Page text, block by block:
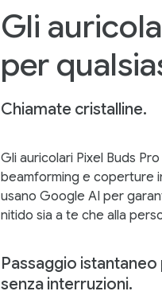
Gli
per
Chiamate cristalline.
Gli auricolari Pixel Buds
beamforming e coperture
usano Google AI per
nitido sia a te che alla
Passaggio
senza interruzioni.